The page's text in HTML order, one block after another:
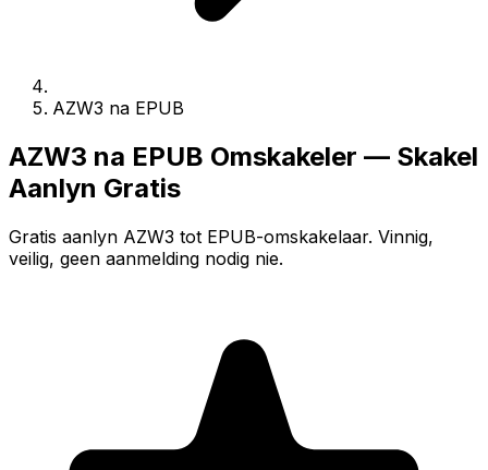
AZW3 na EPUB
AZW3 na EPUB Omskakeler — Skakel
Aanlyn Gratis
Gratis aanlyn AZW3 tot EPUB-omskakelaar. Vinnig,
veilig, geen aanmelding nodig nie.